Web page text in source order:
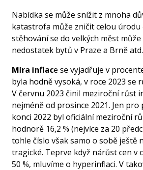
Nabídka se může snížit z mnoha
katastrofa může zničit celou úrodu
stěhování se do velkých měst
nedostatek bytů v Praze a Brně atd.
Míra inflace se vyjadřuje v
byla hodně vysoká, v roce 2023 se
V červnu 2023 činil meziroční růst
nejméně od prosince 2021. Jen pro
konci 2022 byl oficiální meziroční
hodnorě 16,2 % (nejvíce za 20
tohle číslo však samo o sobě ještě
tragické. Teprve když nárůst cen v
50 %, mluvíme o hyperinflaci. V